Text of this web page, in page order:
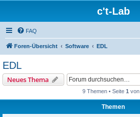
c't-Lab
FAQ
Foren-Übersicht Software EDL
EDL
Neues Thema
9 Themen • Seite 1 von
Themen